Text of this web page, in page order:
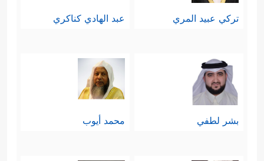
تركي عبيد المري عبد الهادي كناكري
بشر لطفي محمد أيوب